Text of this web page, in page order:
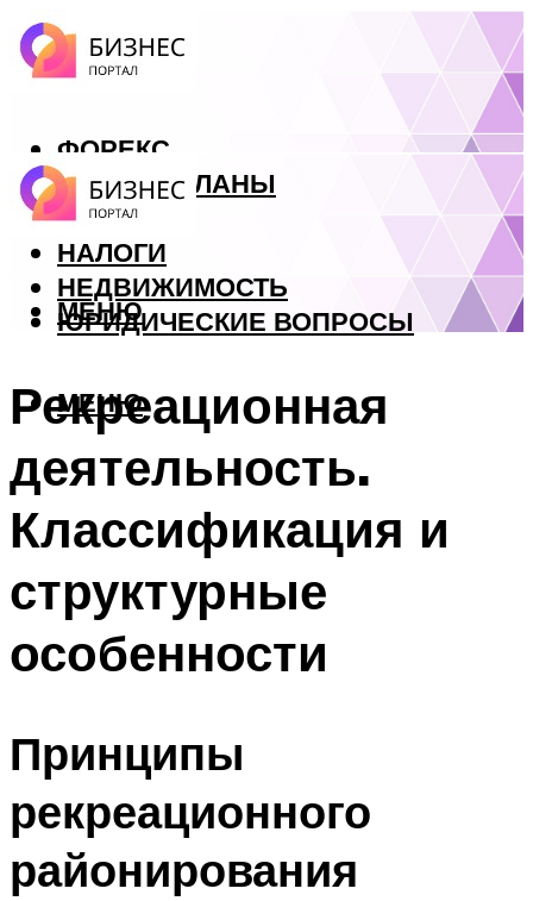
ФОРЕКС
БИЗНЕС ПЛАНЫ
КРЕДИТЫ
НАЛОГИ
НЕДВИЖИМОСТЬ
ЮРИДИЧЕСКИЕ ВОПРОСЫ
МЕНЮ
МЕНЮ
Рекреационная
деятельность.
Классификация и
структурные
особенности
Принципы
рекреационного
районирования